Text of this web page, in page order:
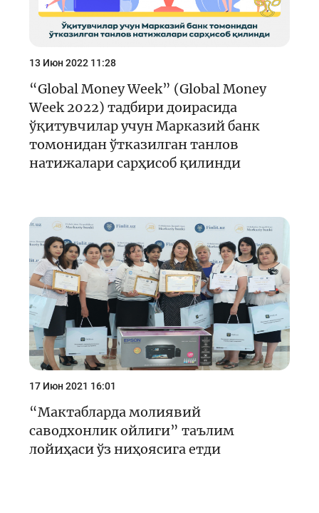
13 Июн 2022 11:28
“Global Money Week” (Global Money
Week 2022) тадбири доирасида
ўқитувчилар учун Марказий банк
томонидан ўтказилган танлов
натижалари сарҳисоб қилинди
17 Июн 2021 16:01
“Мактабларда молиявий
саводхонлик ойлиги” таълим
лойиҳаси ўз ниҳоясига етди